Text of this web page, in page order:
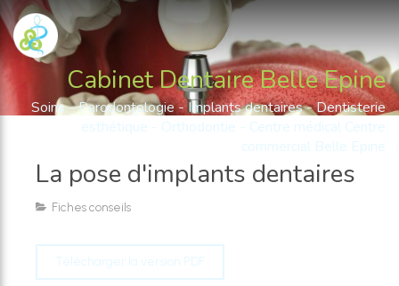
Cabinet Dentaire Belle Epine
Soins - Parodontologie - Implants dentaires - Dentisterie
esthétique - Orthodontie - Centre médical Centre
commercial Belle Epine
La pose d'implants dentaires
Fiches conseils
Télécharger la version PDF